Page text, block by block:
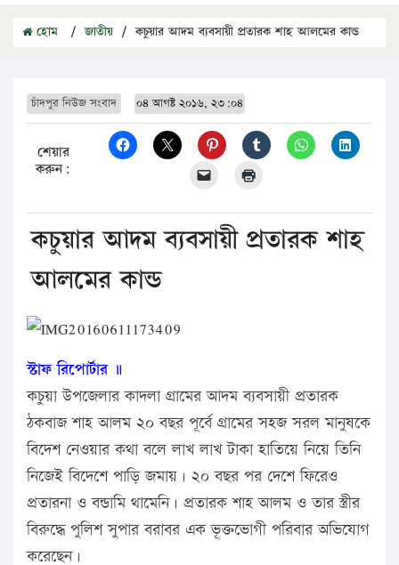
হোম / জাতীয় / কচুয়ার আদম ব্যবসায়ী প্রতারক শাহ আলমের কান্ড
চাঁদপুর নিউজ সংবাদ ০৪ আগষ্ট ২০১৬, ২৩:০৪
শেয়ার
করুন:
কচুয়ার আদম ব্যবসায়ী প্রতারক শাহ
আলমের কান্ড
স্টাফ রিপোর্টার ॥
কচুয়া উপজেলার কাদলা গ্রামের আদম ব্যবসায়ী প্রতারক
ঠকবাজ শাহ আলম ২০ বছর পূর্বে গ্রামের সহজ সরল মানুষকে
বিদেশ নেওয়ার কথা বলে লাখ লাখ টাকা হাতিয়ে নিয়ে তিনি
নিজেই বিদেশে পাড়ি জমায়। ২০ বছর পর দেশে ফিরেও
প্রতারনা ও বন্ডামি থামেনি। প্রতারক শাহ আলম ও তার স্ত্রীর
বিরুদ্ধে পুলিশ সুপার বরাবর এক ভূক্তভোগী পরিবার অভিযোগ
করেছেন।